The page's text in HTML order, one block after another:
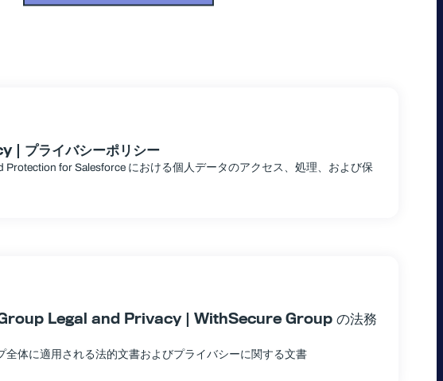
| プライバシーポリシー
Protection for Salesforce における個人データのアクセス、処理、および保
Legal and Privacy | WithSecure Group の法務
全体に適用される法的文書およびプライバシーに関する文書